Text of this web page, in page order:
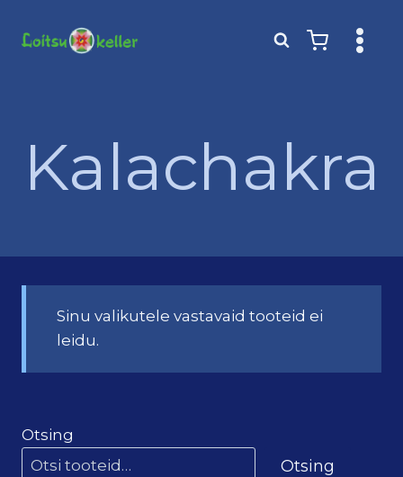
Kalachakra
Sinu valikutele vastavaid tooteid ei
leidu.
Otsing
Otsing